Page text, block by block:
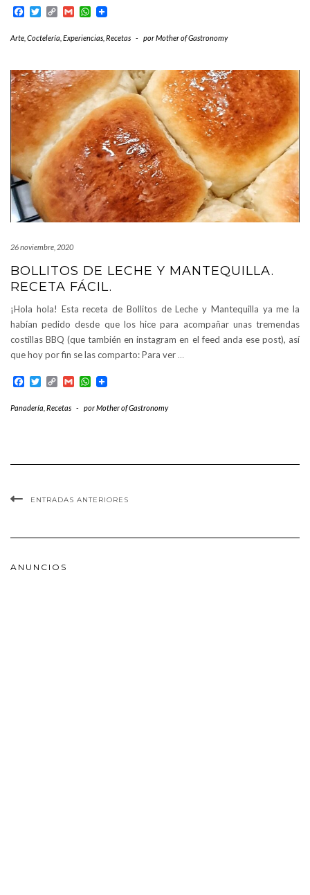
Facebook
TwitterCopyGmailWhatsApp
Arte Coctelería Experiencias Recetas - porMother of Gastronomy
26 noviembre, 2020
BOLLITOS DE LECHE Y MANTEQUILLA.
RECETA FÁCIL.
¡Hola hola! Esta receta de Bollitos de Leche y Mantequilla ya me la
habían pedido desde que los hice para acompañar unas tremendas
costillas BBQ (que también en instagram en el feed anda ese post), así
que hoy por fin se las comparto: Para ver …
Facebook
TwitterCopyGmailWhatsApp
Panadería Recetas - porMother of Gastronomy
ENTRADAS ANTERIORES
ANUNCIOS